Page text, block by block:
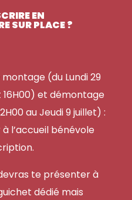
EN
SUR PLACE ?
(du Lundi 29
16H00) et démontage
au Jeudi 9 juillet) :
l’accueil bénévole
te présenter à
dédié mais